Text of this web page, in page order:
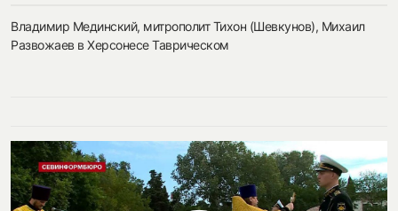
Владимир Мединский, митрополит Тихон (Шевкунов), Михаил
Развожаев в Херсонесе Таврическом